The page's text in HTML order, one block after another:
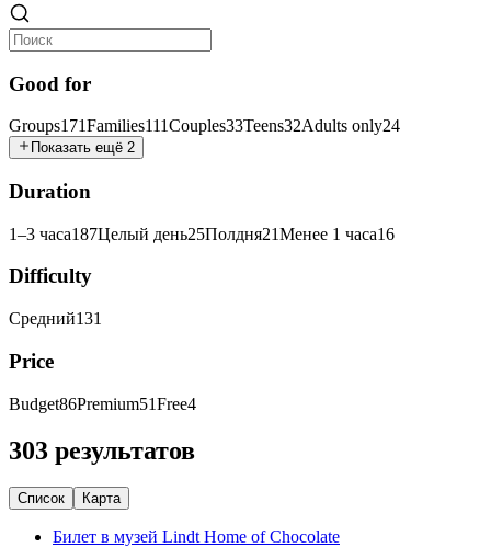
Good for
Groups171Families111Couples33Teens32Adults only24
Показать ещё 2
Duration
1–3 часа187Целый день25Полдня21Менее 1 часа16
Difficulty
Средний131
Price
Budget86Premium51Free4
303 результатов
Список Карта
Билет в музей Lindt Home of Chocolate